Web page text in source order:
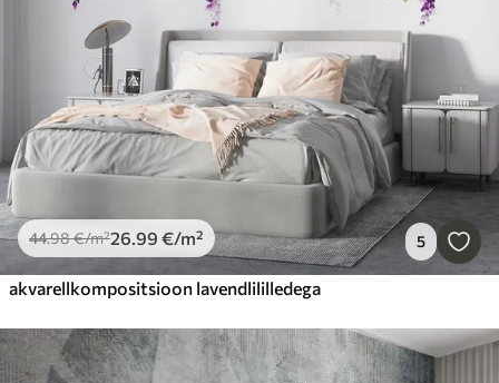
44.98€/m²26.99 €/m² 5
akvarellkompositsioon lavendlililledega